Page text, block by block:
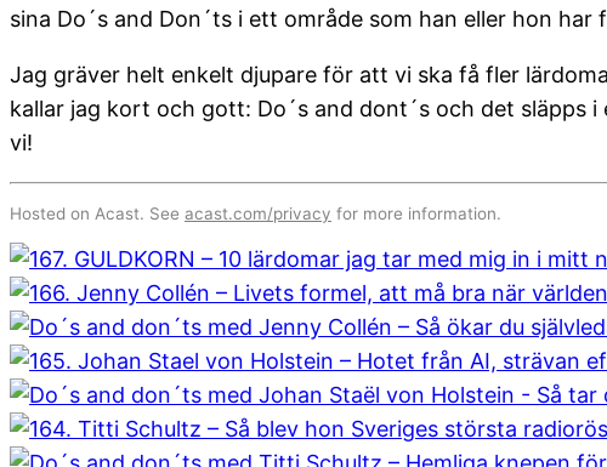
sina Do´s and Don´ts i ett område som han eller hon
Jag gräver helt enkelt djupare för att vi ska få fler
kallar jag kort och gott: Do´s and dont´s och det
vi!
Hosted on Acast. See acast.com/privacy for more information.